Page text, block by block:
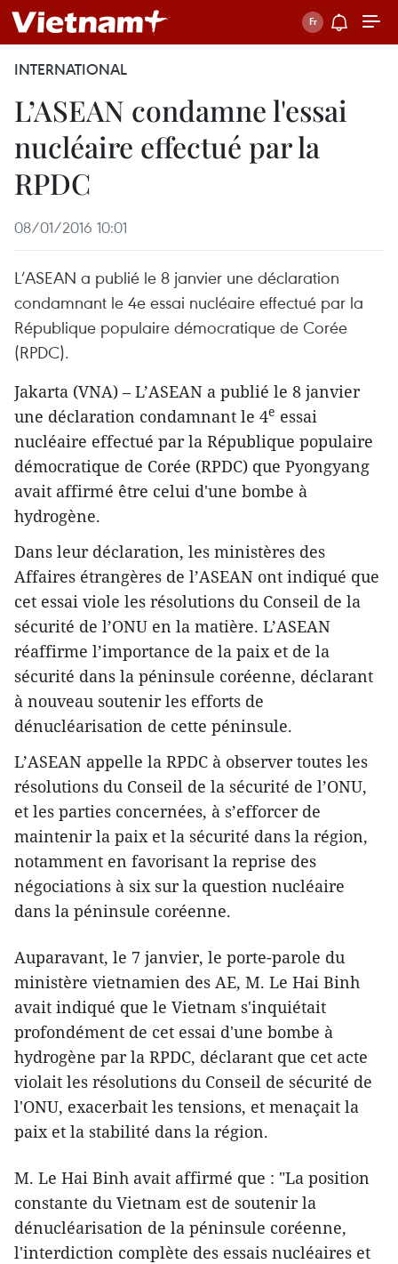
INTERNATIONAL
L’ASEAN condamne l'essai
nucléaire effectué par la
RPDC
08/01/2016 10:01
L’ASEAN a publié le 8 janvier une déclaration
condamnant le 4e essai nucléaire effectué par la
République populaire démocratique de Corée
(RPDC).
Jakarta (VNA) – L’ASEAN a publié le 8 janvier
une déclaration condamnant le 4e essai
nucléaire effectué par la République populaire
démocratique de Corée (RPDC) que Pyongyang
avait affirmé être celui d'une bombe à
hydrogène.
​Dans leur déclaration, les ministères des
Affaires étrangères de l’ASEAN ont indiqué que
cet essai viole les résolutions du Conseil de la
sécurité de l’ONU en la matière. L’ASEAN
réaffirme l’importance de la paix et de la
sécurité dans la péninsule coréenne, déclarant ​
à nouveau soutenir les efforts de
dénucléarisation de cette péninsule.
L’ASEAN appelle la RPDC à observer toutes les
résolutions du Conseil de la sécurité de l’ONU,
et les parties concernées, à s’efforcer de
maintenir la paix et la sécurité dans la région,
notamment en favorisant la reprise des
négociations à six sur la question nucléaire
dans la péninsule coréenne.
Auparavant, le 7 janvier, le porte-parole du
ministère vietnamien des AE, M. Le Hai Binh
avait indiqué que le Vietnam s'inquiétait
profondément de cet essai d'une bombe à
hydrogène par la RPDC, déclarant que cet acte
violait les résolutions du Conseil de sécurité de
l'ONU, ​exacerbait les tensions, et menaçait la
paix et la stabilité dans la région.
M. Le Hai Binh avait affirmé que : "La position
constante du Vietnam est de soutenir la ​
dénucléarisation ​de la péninsule coréenne,
l'interdiction complète des essais nucléaires et